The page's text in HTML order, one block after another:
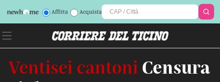
Affitta Acquista
Ventisei cantoni Censura